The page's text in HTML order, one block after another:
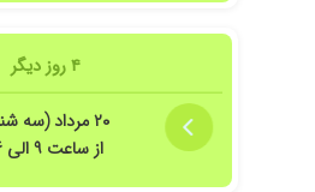
۴ روز دیگر
۲۰ مرداد (سه شنبه)
از ساعت ۹ الی ۱۶